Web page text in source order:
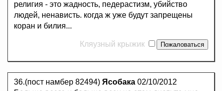
религия - это жадность, педерастизм, убийство
людей, ненависть. когда ж уже будут запрещены
коран и билия...
Кляузный крыжик
36.(пост намбер 82494) Ясобака 02/10/2012